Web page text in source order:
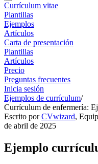
Currículum vitae
Plantillas
Ejemplos
Artículos
Carta de presentación
Plantillas
Artículos
Precio
Preguntas frecuentes
Inicia sesión
Ejemplos de currículum/
Currículum de enfermería:
Escrito porCVwizard,
de abril de 2025
Ejemplo